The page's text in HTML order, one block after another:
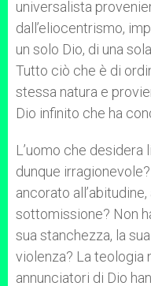
universalista
dall’eliocentrismo,
un solo Dio, di una
Tutto ciò che è di
stessa natura e
Dio infinito che ha
L’uomo che
dunque
ancorato
sottomissione? Non
sua stanchezza, la
violenza? La teologia
annunciatori di Dio